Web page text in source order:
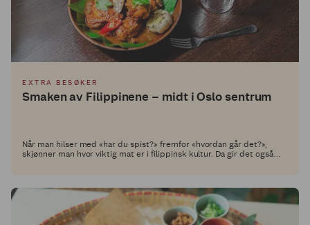
EXTRA BESØKER
Smaken av Filippinene – midt i Oslo sentrum
Når man hilser med «har du spist?» fremfor «hvordan går det?»,
skjønner man hvor viktig mat er i filippinsk kultur. Da gir det også